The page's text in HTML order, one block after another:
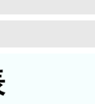
その
ウェリ
のペンキを
ントンでは